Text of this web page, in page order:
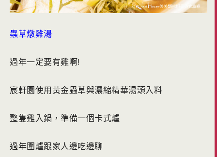
蟲草燉雞湯
過年一定要有雞啊!
宸軒園使用黃金蟲草與濃縮精華湯頭入料
整隻雞入鍋，準備一個卡式爐
過年圍爐跟家人邊吃邊聊